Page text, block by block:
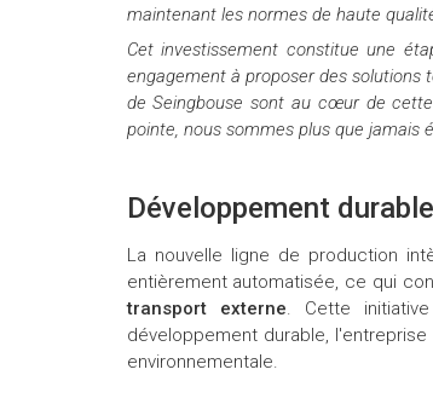
maintenant les normes de haute
Cet investissement constitue une
engagement à proposer des solutions
de Seingbouse sont au cœur de
pointe, nous sommes plus que jamais
Développement
La nouvelle ligne de production
entièrement automatisée, ce qui
transport externe. Cette
développement durable,
environnementale.